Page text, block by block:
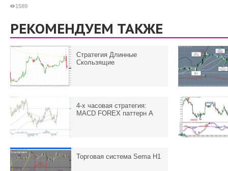
1589
РЕКОМЕНДУЕМ ТАКЖЕ
Стратегия Длинные
Скользящие
4-x часовая стратегия:
MACD FOREX паттерн А
Торговая система Sema H1